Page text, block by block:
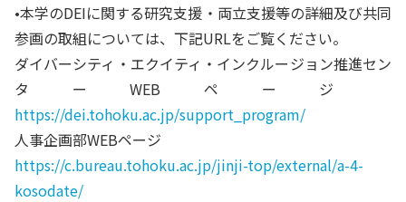
•本学のDEIに関する研究支援・両立支援等の詳細及び共同
参画の取組については、下記URLをご覧ください。
ダイバーシティ・エクイティ・インクルージョン推進セン
ターWEBページ
https://dei.tohoku.ac.jp/support_program/
人事企画部WEBページ
https://c.bureau.tohoku.ac.jp/jinji-top/external/a-4-
kosodate/